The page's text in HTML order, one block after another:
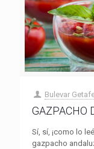
Bulevar
GAZPACHO
Sí, sí, ¡como lo
gazpacho